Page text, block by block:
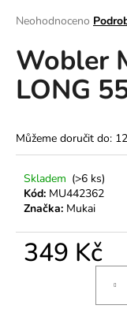
Průměrné
produktu
je
0,0
z
Neohodnoceno
Wobler
LONG
Můžeme doručit do:
Skladem (>6 ks)
Kód: MU442362
Značka: Mukai
349 Kč
a
í
t
?
D